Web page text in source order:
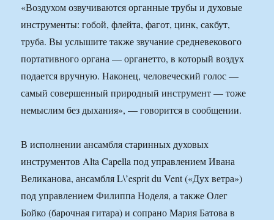
«Воздухом озвучиваются органные трубы и духовые
инструменты: гобой, флейта, фагот, цинк, сакбут,
труба. Вы услышите также звучание средневекового
портативного органа — органетто, в который воздух
подается вручную. Наконец, человеческий голос —
самый совершенный природный инструмент — тоже
немыслим без дыхания», — говорится в сообщении.
В исполнении ансамбля старинных духовых
инструментов Alta Capella под управлением Ивана
Великанова, ансамбля L\’esprit du Vent («Дух ветра»)
под управлением Филиппа Ноделя, а также Олег
Бойко (барочная гитара) и сопрано Мария Батова в